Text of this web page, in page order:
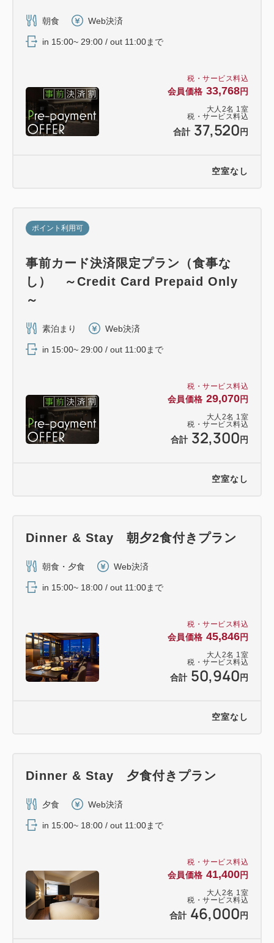
税・サービス料込
会員価格 33,768円
大人 2名 1 室
税・サービス料込
合計 37,520 円
朝食 Web決済
in 15:00~ 29:00 / out 11:00まで
空室なし
税・サービス料込
会員価格 29,070円
大人 2名 1 室
税・サービス料込
合計 32,300 円
ポイント利用可
事前カード決済限定プラン（食事な
し） ～Credit Card Prepaid Only
～
素泊まり Web決済
in 15:00~ 29:00 / out 11:00まで
空室なし
税・サービス料込
会員価格 45,846円
大人 2名 1 室
税・サービス料込
合計 50,940 円
Dinner & Stay 朝夕2食付きプラン
朝食・夕食 Web決済
in 15:00~ 18:00 / out 11:00まで
空室なし
税・サービス料込
会員価格 41,400円
大人 2名 1 室
税・サービス料込
合計 46,000 円
Dinner & Stay 夕食付きプラン
夕食 Web決済
in 15:00~ 18:00 / out 11:00まで